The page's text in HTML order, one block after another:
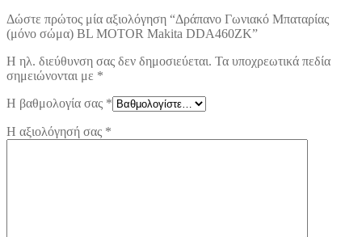
Δώστε πρώτος μία αξιολόγηση “Δράπανο Γωνιακό Μπαταρίας
(μόνο σώμα) BL MOTOR Makita DDA460ZK”
Η ηλ. διεύθυνση σας δεν δημοσιεύεται. Τα υποχρεωτικά πεδία
σημειώνονται με *
Η βαθμολογία σας *
Η αξιολόγησή σας *